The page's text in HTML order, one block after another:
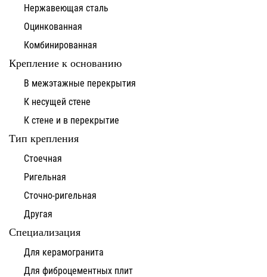
Нержавеющая сталь
Оцинкованная
Комбинированная
Крепление к основанию
В межэтажные перекрытия
К несущей стене
К стене и в перекрытие
Тип крепления
Стоечная
Ригельная
Сточно-ригельная
Другая
Специализация
Для керамогранита
Для фиброцементных плит